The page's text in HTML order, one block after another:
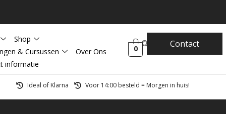
Shop
& Cursussen
Over Ons
informatie
0 Contact
Ideal of Klarna Voor 14:00 besteld = Morgen in huis!